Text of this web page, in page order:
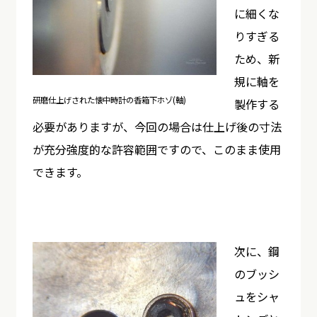
研磨仕上げされた懐中時計の香箱下ホゾ(軸)
に細くな
りすぎる
ため、新
規に軸を
製作する
必要がありますが、今回の場合は仕上げ後の寸法
が充分強度的な許容範囲ですので、このまま使用
できます。
次に、鋼
のブッシ
ュをシャ